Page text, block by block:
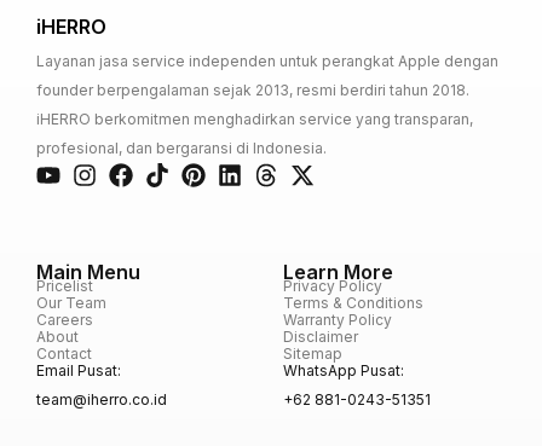
iHERRO
Layanan jasa service independen untuk perangkat Apple dengan
founder berpengalaman sejak 2013, resmi berdiri tahun 2018.
iHERRO berkomitmen menghadirkan service yang transparan,
profesional, dan bergaransi di Indonesia.
Main Menu
Pricelist
Our Team
Careers
About
Contact
Email Pusat:
team@iherro.co.id
Learn More
Privacy Policy
Terms & Conditions
Warranty Policy
Disclaimer
Sitemap
WhatsApp Pusat:
+62 881-0243-51351